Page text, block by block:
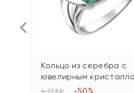
Кольцо из серебра с
ювелирным
4 773 ₽ -50%